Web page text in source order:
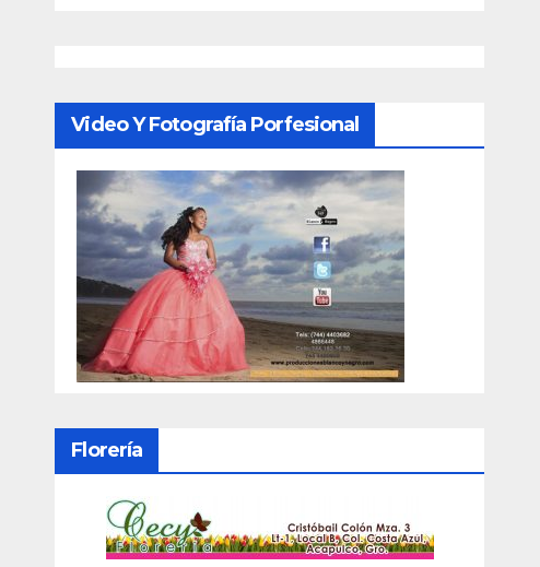
Video Y Fotografía Porfesional
Florería